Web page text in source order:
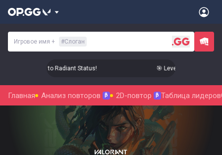
Игровое имя + #Слоган
Up Your Aim to Radiant Status! 🎯 Level Up Your Aim to
Главная Анализ повторов β 2D-повтор β Таблица лидеров